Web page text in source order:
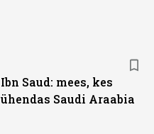
Ibn Saud: mees, kes
ühendas Saudi Araabia